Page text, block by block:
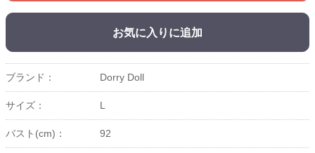
お気に入りに追加
ブランド： Dorry Doll
サイズ： L
バスト(cm)： 92